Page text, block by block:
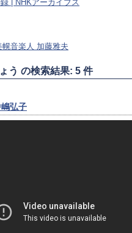
| NHKアーカイブス
音楽人 加藤雅夫
う の検索結果: 5 件
弘子